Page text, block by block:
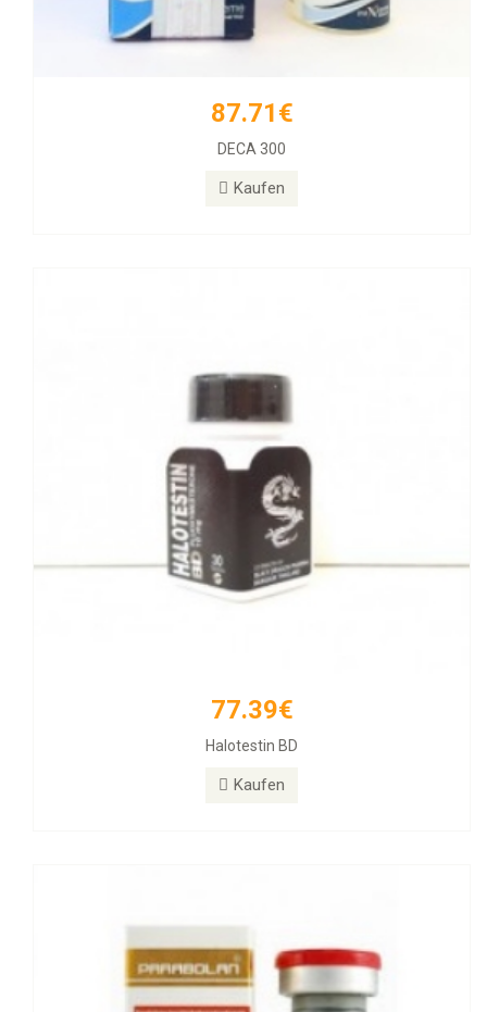
87.71€
DECA 300
Kaufen
77.39€
Halotestin BD
Kaufen
77.39€
Halotestin BD
171.12€
PARABOLAN Trenbolone